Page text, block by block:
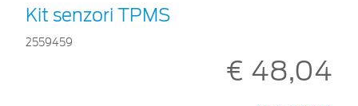
Kit senzori TPMS
2559459
€ 48,04